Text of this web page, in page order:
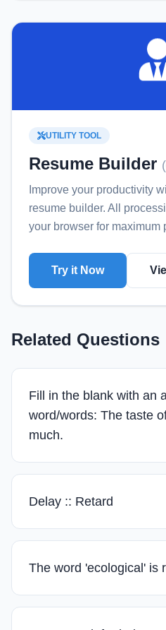
UTILITY TOOL
Resume Builder (
Improve your productivity
resume builder. All
your browser for maximum
Try it Now
Related Questions
Fill in the blank with an
word/words: The taste
much.
Delay :: Retard
The word 'ecological' is